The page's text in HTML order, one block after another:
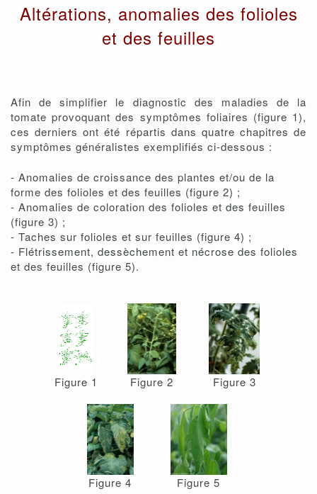
Altérations, anomalies des folioles
et des feuilles
Afin de simplifier le diagnostic des maladies de la
tomate provoquant des symptômes foliaires (figure 1),
ces derniers ont été répartis dans quatre chapitres de
symptômes généralistes exemplifiés ci-dessous :
- Anomalies de croissance des plantes et/ou de la
forme des folioles et des feuilles (figure 2) ;
- Anomalies de coloration des folioles et des feuilles
(figure 3) ;
- Taches sur folioles et sur feuilles (figure 4) ;
- Flétrissement, dessèchement et nécrose des folioles
et des feuilles (figure 5).
Figure 1 Figure 2 Figure 3
Figure 4 Figure 5